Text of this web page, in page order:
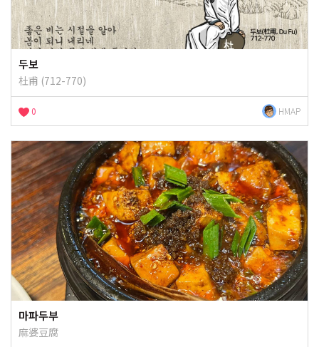
두보
杜甫 (712-770)
0 HMAP
마파두부
麻婆豆腐